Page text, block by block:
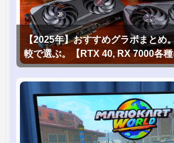
【2025年】おすすめグラボまとめ
較で選ぶ。【RTX 40, RX 7000各種